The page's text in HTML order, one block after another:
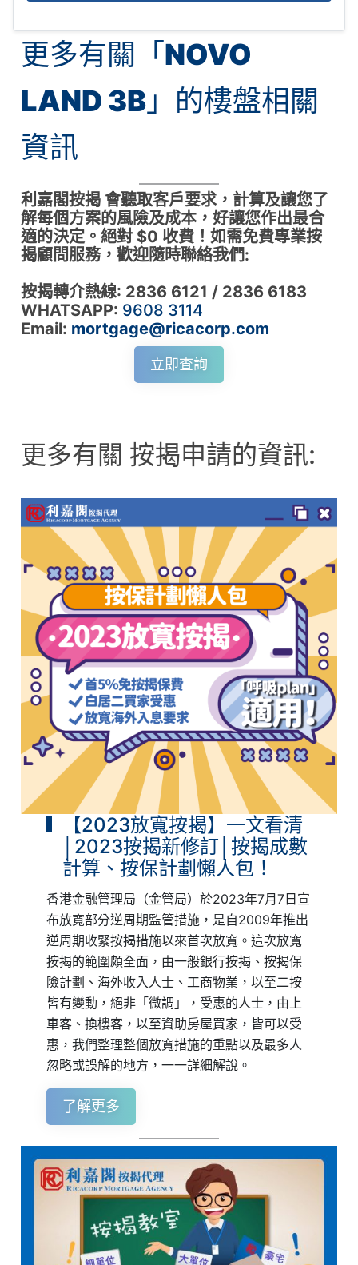
更多有關「NOVO
LAND 3B 」的樓盤相關
資訊
利嘉閣按揭 會聽取客戶要求，計算及讓您了
解每個方案的風險及成本，好讓您作出最合
適的決定。絕對 $0 收費！如需免費專業按
揭顧問服務，歡迎隨時聯絡我們:
按揭轉介熱線: 2836 6121 / 2836 6183
WHATSAPP: 9608 3114
Email: mortgage@ricacorp.com
立即查詢
更多有關 按揭申請的資訊:
【2023放寬按揭】一文看清
│2023按揭新修訂│按揭成數
計算、按保計劃懶人包！
香港金融管理局（金管局）於2023年7月7日宣
布放寬部分逆周期監管措施，是自2009年推出
逆周期收緊按揭措施以來首次放寬。這次放寬
按揭的範圍頗全面，由一般銀行按揭、按揭保
險計劃、海外收入人士、工商物業，以至二按
皆有變動，絕非「微調」，受惠的人士，由上
車客、換樓客，以至資助房屋買家，皆可以受
惠，我們整理整個放寬措施的重點以及最多人
忽略或誤解的地方，一一詳細解說。
了解更多